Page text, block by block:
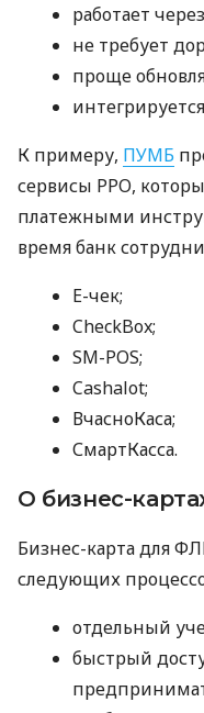
работает
не требует
проще
К примеру, ПУМБ
сервисы РРО,
платежными
время банк
E-чек;
CheckBox;
SM-POS;
Cashalot;
ВчасноКаса;
СмартКасса.
О бизнес-
Бизнес-карта для
следующих
отдельный
быстрый